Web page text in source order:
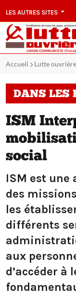
LES AUTRES SITES
Accueil Lutte
DANS LES
ISM
social
ISM est une
des
les
différents
aux
d’accéder à